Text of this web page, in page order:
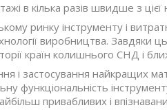
в кілька разів швидше з цієї
ринку інструменту і
виробництва. Завдяки
країн колишнього СНД і
і застосування найкращих
функціональність
привабливих і